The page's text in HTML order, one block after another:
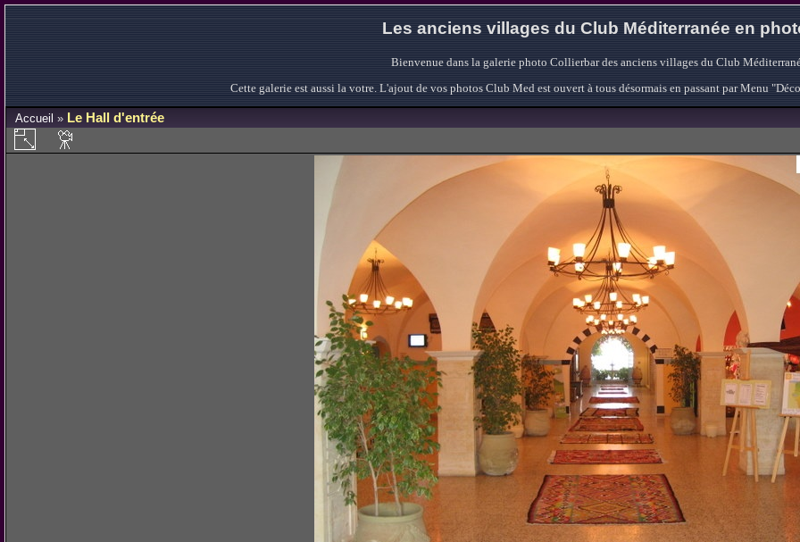
Les anciens villages du Club Méditerranée en
Bienvenue dans la galerie photo Collierbar des anciens villages du Club
Cette galerie est aussi la votre. L'ajout de vos photos Club Med est ouvert à tous désormais en passant par Menu
Accueil » Le Hall d'entrée